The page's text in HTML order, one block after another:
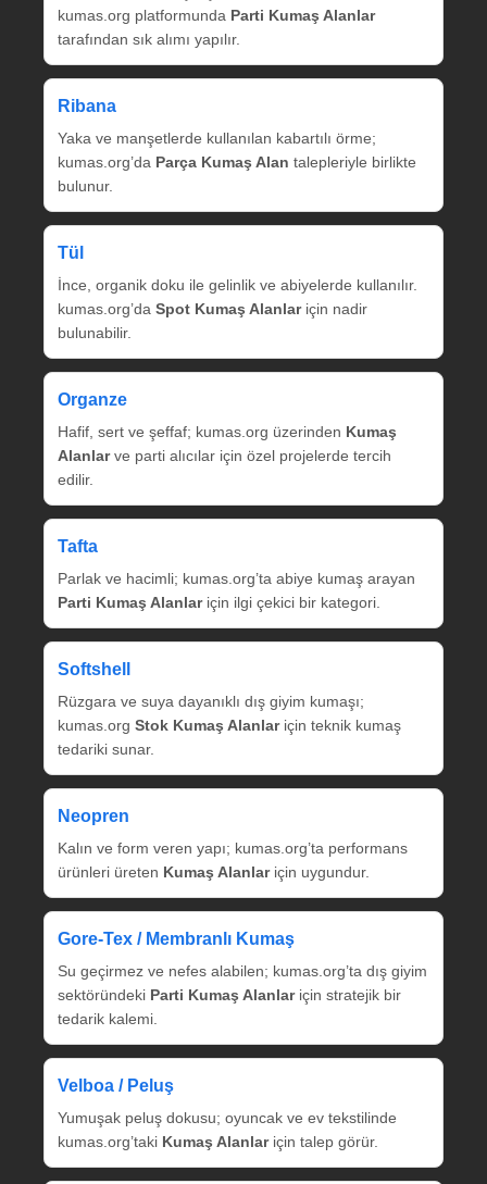
kumas.org platformunda Parti Kumaş Alanlar
tarafından sık alımı yapılır.
Ribana
Yaka ve manşetlerde kullanılan kabartılı örme;
kumas.org’da Parça Kumaş Alan talepleriyle birlikte
bulunur.
Tül
İnce, organik doku ile gelinlik ve abiyelerde kullanılır.
kumas.org’da Spot Kumaş Alanlariçin nadir
bulunabilir.
Organze
Hafif, sert ve şeffaf; kumas.org üzerinden Kumaş
Alanlarve parti alıcılar için özel projelerde tercih
edilir.
Tafta
Parlak ve hacimli; kumas.org’ta abiye kumaş arayan
Parti Kumaş Alanlariçin ilgi çekici bir kategori.
Softshell
Rüzgara ve suya dayanıklı dış giyim kumaşı;
kumas.org Stok Kumaş Alanlariçin teknik kumaş
tedariki sunar.
Neopren
Kalın ve form veren yapı; kumas.org’ta performans
ürünleri üreten Kumaş Alanlariçin uygundur.
Gore‑Tex / Membranlı Kumaş
Su geçirmez ve nefes alabilen; kumas.org’ta dış giyim
sektöründeki Parti Kumaş Alanlariçin stratejik bir
tedarik kalemi.
Velboa / Peluş
Yumuşak peluş dokusu; oyuncak ve ev tekstilinde
kumas.org’taki Kumaş Alanlariçin talep görür.